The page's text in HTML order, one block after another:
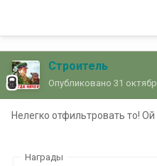
Строитель
Опубликовано 31
Нелегко отфильтровать то! Ой
Награды